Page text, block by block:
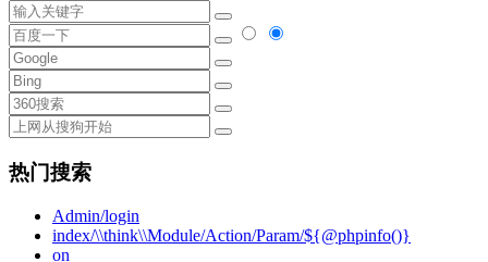
热门搜索
Admin/login
index/\\think\\Module/Action/Param/${@phpinfo()}
on